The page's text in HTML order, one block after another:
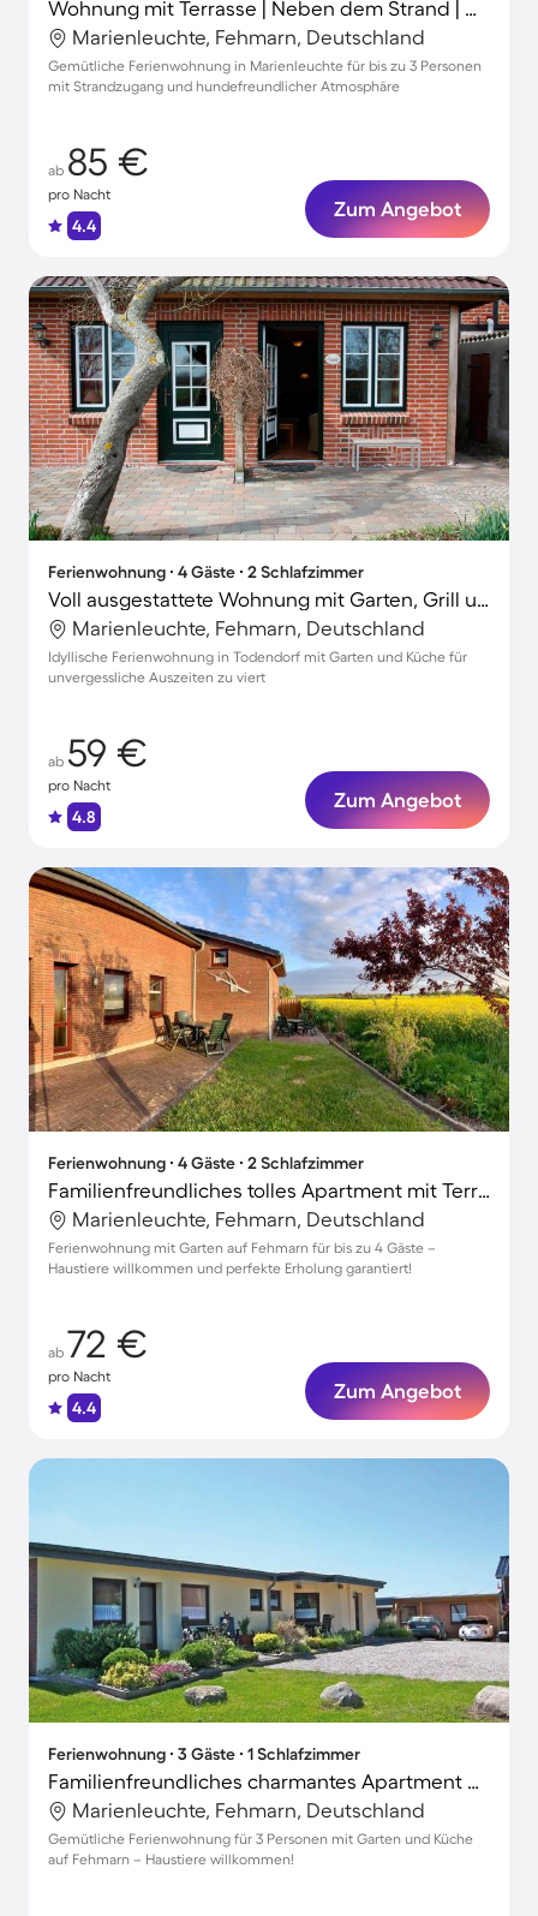
Wohnung mit Terrasse | Neben dem Strand | Hunde erlaubt
Marienleuchte, Fehmarn, Deutschland
Gemütliche Ferienwohnung in Marienleuchte für bis zu 3 Personen
mit Strandzugang und hundefreundlicher Atmosphäre
ab 85 €
pro Nacht
4.4
Zum Angebot
Ferienwohnung ∙ 4 Gäste ∙ 2 Schlafzimmer
Voll ausgestattete Wohnung mit Garten, Grill und Terrasse
Marienleuchte, Fehmarn, Deutschland
Idyllische Ferienwohnung in Todendorf mit Garten und Küche für
unvergessliche Auszeiten zu viert
ab 59 €
pro Nacht
4.8
Zum Angebot
Ferienwohnung ∙ 4 Gäste ∙ 2 Schlafzimmer
Familienfreundliches tolles Apartment mit Terrasse, Grill und Garten | Hunde erlaubt
Marienleuchte, Fehmarn, Deutschland
Ferienwohnung mit Garten auf Fehmarn für bis zu 4 Gäste –
Haustiere willkommen und perfekte Erholung garantiert!
ab 72 €
pro Nacht
4.4
Zum Angebot
Ferienwohnung ∙ 3 Gäste ∙ 1 Schlafzimmer
Familienfreundliches charmantes Apartment mit Garten, Grill und Terrasse | Haustierfreundlich
Marienleuchte, Fehmarn, Deutschland
Gemütliche Ferienwohnung für 3 Personen mit Garten und Küche
auf Fehmarn – Haustiere willkommen!